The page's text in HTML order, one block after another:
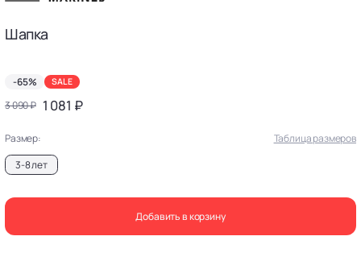
Шапка
-65% SALE
3 090 ₽ 1 081 ₽
Размер:
Таблица размеров
3-8 лет
Добавить в корзину